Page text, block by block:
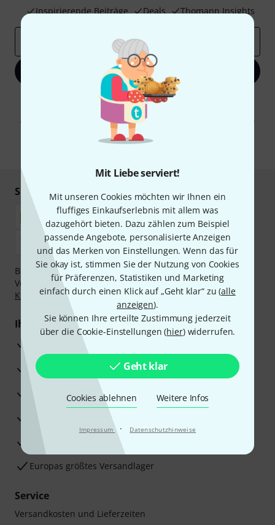
Mit Liebe serviert!
Mit unseren Cookies möchten wir Ihnen ein
fluffiges Einkaufserlebnis mit allem was
dazugehört bieten. Dazu zählen zum Beispiel
passende Angebote, personalisierte Anzeigen
und das Merken von Einstellungen. Wenn das für
Sie okay ist, stimmen Sie der Nutzung von Cookies
für Präferenzen, Statistiken und Marketing
einfach durch einen Klick auf „Geht klar“ zu (alle
anzeigen).
Sie können Ihre erteilte Zustimmung jederzeit
über die Cookie-Einstellungen (hier) widerrufen.
Geht klar
Cookies ablehnen Weitere Infos
Impressum · Datenschutzhinweise
Inspirierende Beiträge
Deals Thomann Insights
Jetzt anmelden
Mit Klick auf „Jetzt anmelden“ stimmen Sie dem Erhalt von E-Mail-
Werbung und einer Messung des E-Mail-Nutzungsverhaltens zu. Die
Abmeldung ist jederzeit möglich. Weitere Informationen finden Sie in
unserenDatenschutzhinweisen
Sicher einkaufen & bezahlen
Bezahlen Sie vertraulich und sicher per Nachnahme,
Vorkasse, PayPal, Amazon Pay,Klarna Sofort bezahlen
Klarna Ratenzahlungoder Kreditkarte.
Ihre Vorteile
3 Jahre Thomann Garantie
30 Tage Money-Back-Garantie
Reparaturservice
Beratung durch Fachexperten
Zufriedenheitsgarantie
Europas größtes Versandlager
Service
Versandkosten und Lieferzeiten